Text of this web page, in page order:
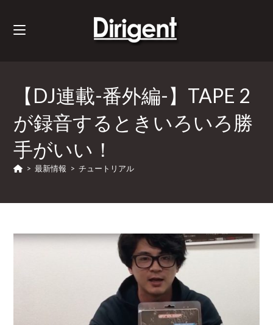
【DJ連載-番外編-】TAPE 2
が録音するときいろいろ勝
手がいい！
> 最新情報 > チュートリアル